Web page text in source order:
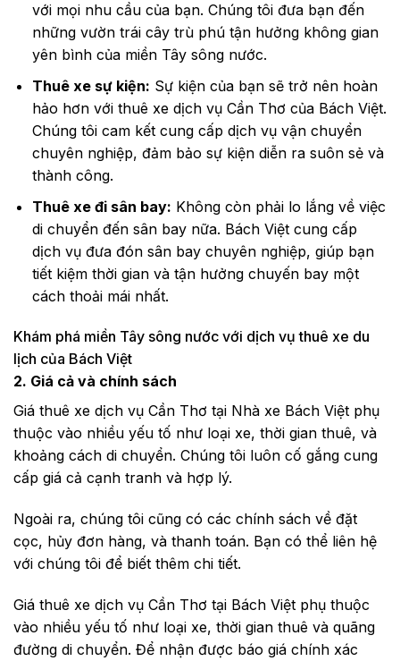
với mọi nhu cầu của bạn. Chúng tôi đưa bạn đến
những vườn trái cây trù phú tận hưởng không gian
yên bình của miền Tây sông nước.
Thuê xe sự kiện: Sự kiện của bạn sẽ trở nên hoàn
hảo hơn với thuê xe dịch vụ Cần Thơ của Bách Việt.
Chúng tôi cam kết cung cấp dịch vụ vận chuyển
chuyên nghiệp, đảm bảo sự kiện diễn ra suôn sẻ và
thành công.
Thuê xe đi sân bay: Không còn phải lo lắng về việc
di chuyển đến sân bay nữa. Bách Việt cung cấp
dịch vụ đưa đón sân bay chuyên nghiệp, giúp bạn
tiết kiệm thời gian và tận hưởng chuyến bay một
cách thoải mái nhất.
Khám phá miền Tây sông nước với dịch vụ thuê xe du
lịch của Bách Việt
2. Giá cả và chính sách
Giá thuê xe dịch vụ Cần Thơ tại Nhà xe Bách Việt phụ
thuộc vào nhiều yếu tố như loại xe, thời gian thuê, và
khoảng cách di chuyển. Chúng tôi luôn cố gắng cung
cấp giá cả cạnh tranh và hợp lý.
Ngoài ra, chúng tôi cũng có các chính sách về đặt
cọc, hủy đơn hàng, và thanh toán. Bạn có thể liên hệ
với chúng tôi để biết thêm chi tiết.
Giá thuê xe dịch vụ Cần Thơ tại Bách Việt phụ thuộc
vào nhiều yếu tố như loại xe, thời gian thuê và quãng
đường di chuyển. Để nhận được báo giá chính xác